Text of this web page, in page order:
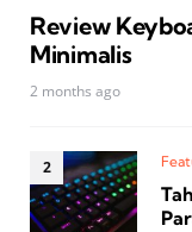
Review
Minimalis
2 months ago